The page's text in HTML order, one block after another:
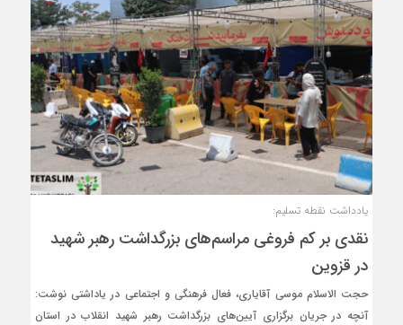
یادداشت نقطه تسلیم:
نقدی بر کم فروغی مراسم‌های بزرگداشت رهبر شهید
در قزوین
حجت الاسلام موسی آقایاری، فعال فرهنگی و اجتماعی در یاداشتی نوشت:
آنچه در جریان برگزاری آیین‌های بزرگداشت رهبر شهید انقلاب در استان